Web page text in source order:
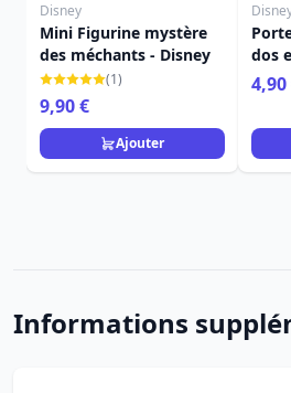
Disney
Mini Figurine mystère
des méchants - Disney
(1)
9,90 €
Ajouter
dos
4,90
Informations